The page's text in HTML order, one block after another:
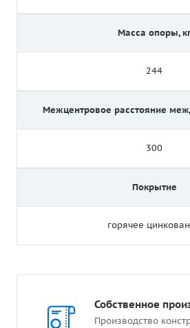
Масса опоры,
244
Межцентровое расстояние
300
Покрытие
горячее
Собственное
Производство